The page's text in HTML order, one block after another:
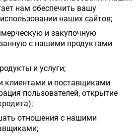
нам обеспечить вашу
наших сайтов;
и закупочную
с нашими продуктами
и услуги;
клиентами и поставщиками
пользователей, открытие
отношения с нашими